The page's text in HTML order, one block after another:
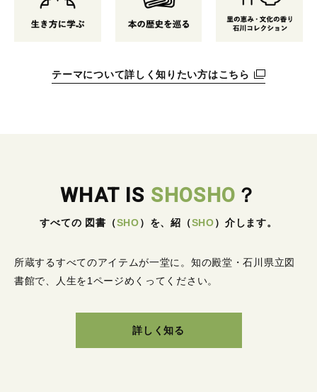
テーマについて詳しく知りたい方はこちら
WHAT IS SHOSHO ？
すべての 図書 （SHO） を、紹 （SHO） 介します。
所蔵するすべてのアイテムが一堂に。 知の殿堂・石川県立図
書館で、人生を1ページめくってください。
詳しく知る